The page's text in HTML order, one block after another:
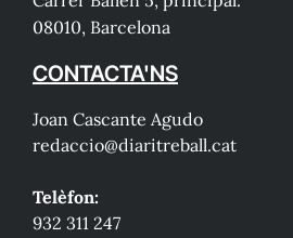
08010, Barcelona
CONTACTA'NS
Joan Cascante Agudo
redaccio@diaritreball.cat
Telèfon:
932 311 247